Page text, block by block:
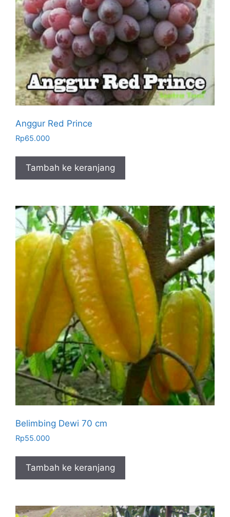
Anggur Red Prince
Rp65.000
Tambah ke keranjang
Belimbing Dewi 70 cm
Rp55.000
Tambah ke keranjang